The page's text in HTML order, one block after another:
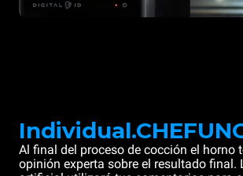
Al final del proceso de cocción el horno
opinión experta sobre el resultado final.